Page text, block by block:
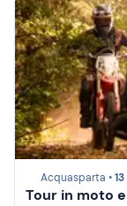
Acquasparta •
Tour in moto